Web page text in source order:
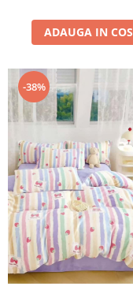
ADAUGA IN COS
-38%